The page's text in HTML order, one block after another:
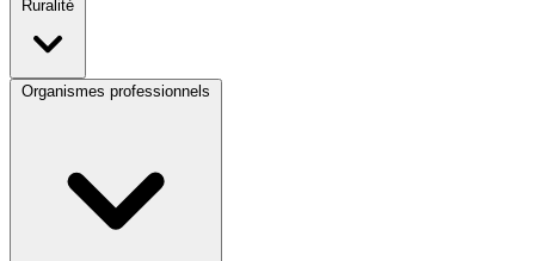
Ruralité
Organismes professionnels